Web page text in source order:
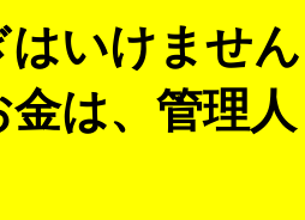
いけませ
は、管理